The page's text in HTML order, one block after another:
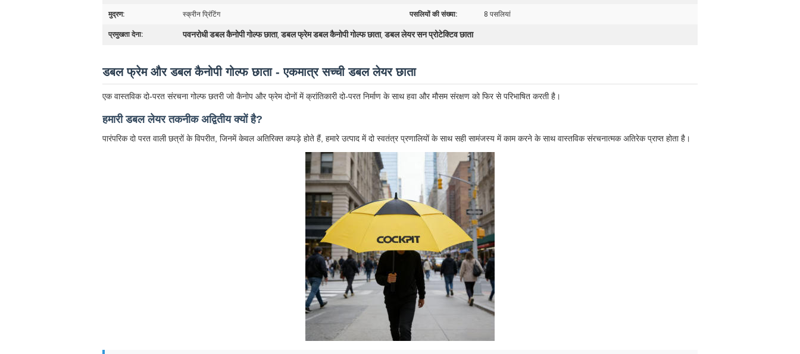
मुद्रण: स्क्रीन प्रिंटिंग पसलियों की संख्या: 8 पसलियां
प्रमुखता देना: पवनरोधी डबल कैनोपी गोल्फ छाता,डबल फ्रेम डबल कैनोपी गोल्फ छाता,डबल लेयर सन प्रोटेक्टिव छाता
डबल फ्रेम और डबल कैनोपी गोल्फ छाता - एकमात्र सच्ची डबल लेयर छाता
एक वास्तविक दो-परत संरचना गोल्फ छतरी जो कैनोप और फ्रेम दोनों में क्रांतिकारी दो-परत निर्माण के साथ हवा और मौसम संरक्षण को फिर से परिभाषित करती है।
हमारी डबल लेयर तकनीक अद्वितीय क्यों है?
पारंपरिक दो परत वाली छत्रों के विपरीत, जिनमें केवल अतिरिक्त कपड़े होते हैं, हमारे उत्पाद में दो स्वतंत्र प्रणालियों के साथ सही सामंजस्य में काम करने के साथ वास्तविक संरचनात्मक अतिरेक प्राप्त होता है।